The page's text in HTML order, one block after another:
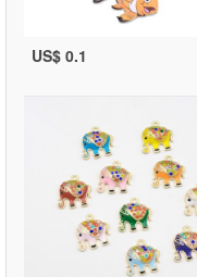
US$ 0.1